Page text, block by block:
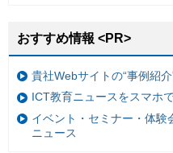
おすすめ情報 <PR>
貴社Webサイトの“事例紹
ICT教育ニュースをスマホ
イベント・セミナー・体
ニュース